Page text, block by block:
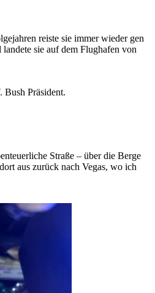
reiste sie immer wieder gen
sie auf dem Flughafen von
Bush Präsident.
Straße – über die Berge
aus zurück nach Vegas, wo ich